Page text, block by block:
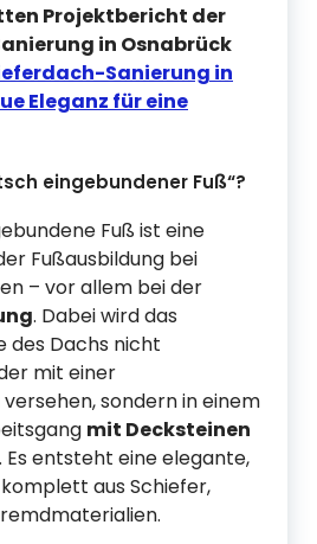
Projektbericht der
in Osnabrück
Sanierung in
Eleganz für eine
eingebundener Fuß“?
Fuß ist eine
Fußausbildung bei
– vor allem bei der
. Dabei wird das
des Dachs nicht
mit einer
sondern in einem
mit Decksteinen
. Es entsteht eine elegante,
aus Schiefer,